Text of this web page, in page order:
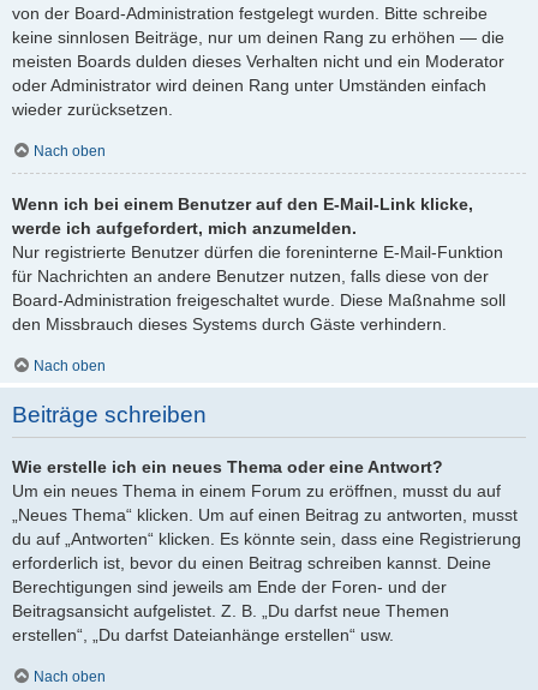
von der Board-Administration festgelegt wurden. Bitte schreibe
keine sinnlosen Beiträge, nur um deinen Rang zu erhöhen — die
meisten Boards dulden dieses Verhalten nicht und ein Moderator
oder Administrator wird deinen Rang unter Umständen einfach
wieder zurücksetzen.
Nach oben
Wenn ich bei einem Benutzer auf den E-Mail-Link klicke,
werde ich aufgefordert, mich anzumelden.
Nur registrierte Benutzer dürfen die foreninterne E-Mail-Funktion
für Nachrichten an andere Benutzer nutzen, falls diese von der
Board-Administration freigeschaltet wurde. Diese Maßnahme soll
den Missbrauch dieses Systems durch Gäste verhindern.
Nach oben
Beiträge schreiben
Wie erstelle ich ein neues Thema oder eine Antwort?
Um ein neues Thema in einem Forum zu eröffnen, musst du auf
„Neues Thema“ klicken. Um auf einen Beitrag zu antworten, musst
du auf „Antworten“ klicken. Es könnte sein, dass eine Registrierung
erforderlich ist, bevor du einen Beitrag schreiben kannst. Deine
Berechtigungen sind jeweils am Ende der Foren- und der
Beitragsansicht aufgelistet. Z. B. „Du darfst neue Themen
erstellen“, „Du darfst Dateianhänge erstellen“ usw.
Nach oben